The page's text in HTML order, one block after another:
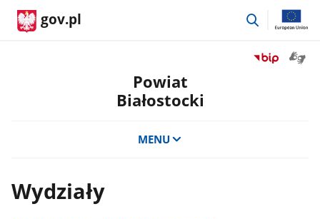
gov.pl
przejdź
Przejdź
Powiat
Białostocki
MENU
Wydziały